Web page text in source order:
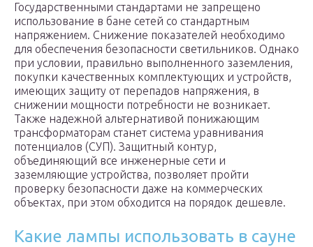
Государственными стандартами не запрещено
использование в бане сетей со стандартным
напряжением. Снижение показателей необходимо
для обеспечения безопасности светильников. Однако
при условии, правильно выполненного заземления,
покупки качественных комплектующих и устройств,
имеющих защиту от перепадов напряжения, в
снижении мощности потребности не возникает.
Также надежной альтернативой понижающим
трансформаторам станет система уравнивания
потенциалов (СУП). Защитный контур,
объединяющий все инженерные сети и
заземляющие устройства, позволяет пройти
проверку безопасности даже на коммерческих
объектах, при этом обходится на порядок дешевле.
Какие лампы использовать в сауне